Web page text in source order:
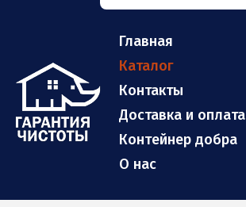
П
е
й
П
е
й
Главная
Каталог
Контакты
Доставка и оплата
Контейнер добра
О нас